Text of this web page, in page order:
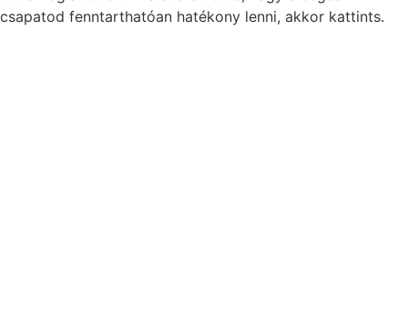
csapatod fenntarthatóan hatékony lenni, akkor kattints.